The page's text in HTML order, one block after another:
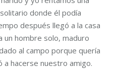
donde él podía
después llegó a la casa
un hombre solo, maduro
al campo porque quería
hacerse nuestro amigo.